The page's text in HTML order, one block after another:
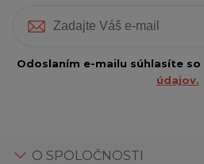
Odoslaním e-mailu súhlasíte so
údajov.
O SPOLOČNOSTI